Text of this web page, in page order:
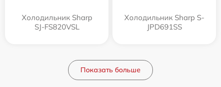
Холодильник Sharp
SJ-FS820VSL
Холодильник Sharp S-
JPD691SS
Показать больше